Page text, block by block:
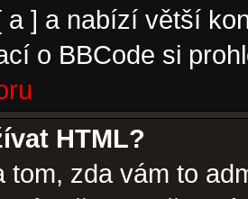
a ] a nabízí větší
o BBCode si
HTML?
tom, zda vám to